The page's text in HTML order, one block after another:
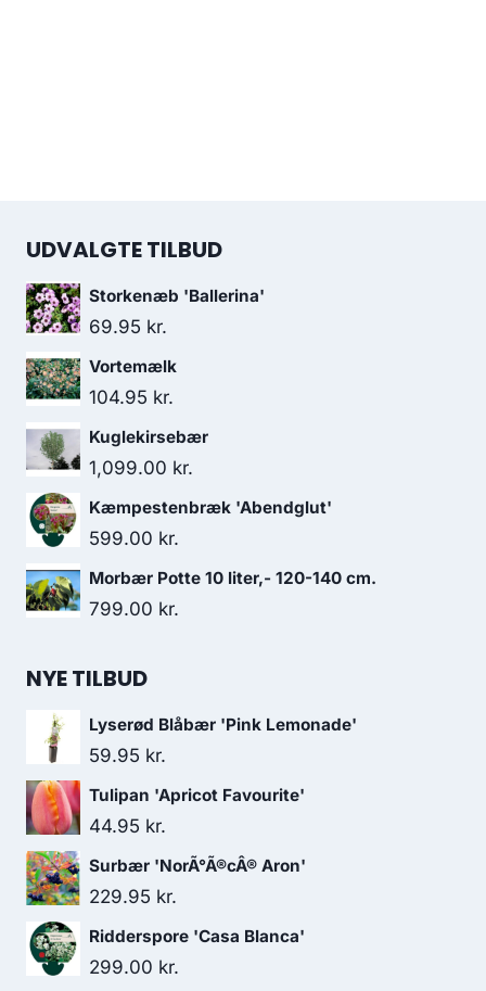
UDVALGTE TILBUD
Storkenæb 'Ballerina'
69.95 kr.
Vortemælk
104.95 kr.
Kuglekirsebær
1,099.00 kr.
Kæmpestenbræk 'Abendglut'
599.00 kr.
Morbær Potte 10 liter,- 120-140 cm.
799.00 kr.
NYE TILBUD
Lyserød Blåbær 'Pink Lemonade'
59.95 kr.
Tulipan 'Apricot Favourite'
44.95 kr.
Surbær 'NorÃ°Ã®cÂ® Aron'
229.95 kr.
Ridderspore 'Casa Blanca'
299.00 kr.